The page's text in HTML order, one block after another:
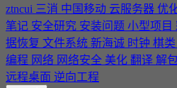
ztncui 三消 中国移动 云服务器 优
笔记 安全研究 安装问题 小型项目
据恢复 文件系统 新海诚 时钟 棋类
编程 网络 网络安全 美化 翻译 解
远程桌面 逆向工程